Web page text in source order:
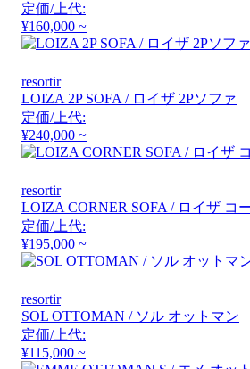
定価/上代:
¥160,000 ~
resortir
LOIZA 2P SOFA / ロイザ 2Pソファ
定価/上代:
¥240,000 ~
resortir
LOIZA CORNER SOFA / ロイザ コ
定価/上代:
¥195,000 ~
resortir
SOL OTTOMAN / ソル オットマン
定価/上代:
¥115,000 ~